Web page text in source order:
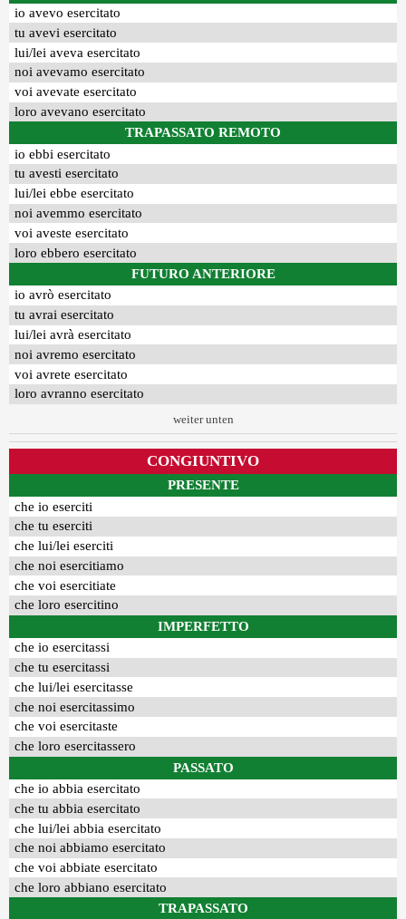
io avevo esercitato
tu avevi esercitato
lui/lei aveva esercitato
noi avevamo esercitato
voi avevate esercitato
loro avevano esercitato
TRAPASSATO REMOTO
io ebbi esercitato
tu avesti esercitato
lui/lei ebbe esercitato
noi avemmo esercitato
voi aveste esercitato
loro ebbero esercitato
FUTURO ANTERIORE
io avrò esercitato
tu avrai esercitato
lui/lei avrà esercitato
noi avremo esercitato
voi avrete esercitato
loro avranno esercitato
weiter unten
CONGIUNTIVO
PRESENTE
che io eserciti
che tu eserciti
che lui/lei eserciti
che noi esercitiamo
che voi esercitiate
che loro esercitino
IMPERFETTO
che io esercitassi
che tu esercitassi
che lui/lei esercitasse
che noi esercitassimo
che voi esercitaste
che loro esercitassero
PASSATO
che io abbia esercitato
che tu abbia esercitato
che lui/lei abbia esercitato
che noi abbiamo esercitato
che voi abbiate esercitato
che loro abbiano esercitato
TRAPASSATO